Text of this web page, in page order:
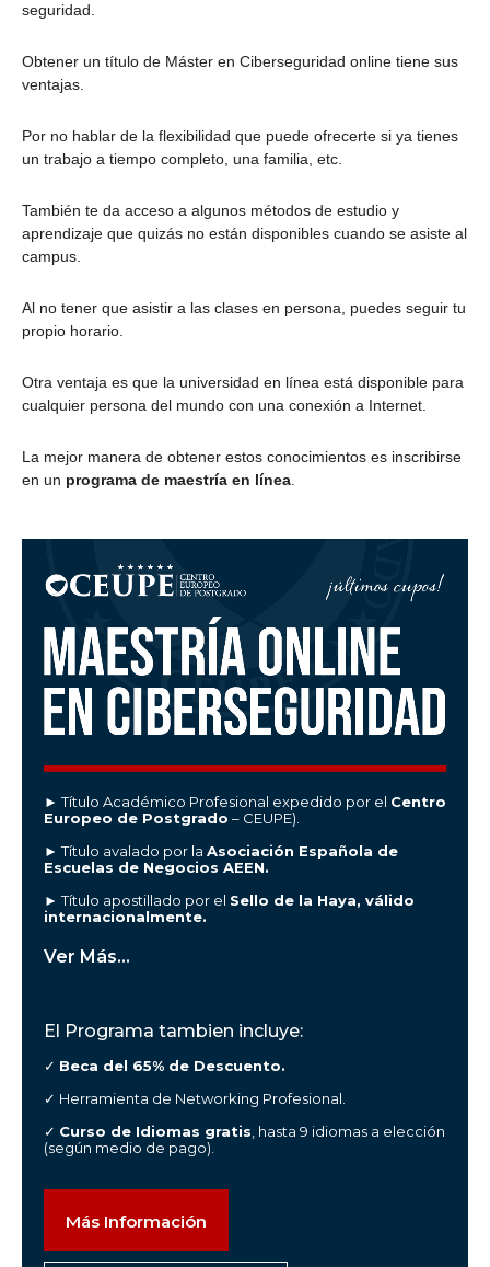
seguridad.
Obtener un título de Máster en Ciberseguridad online tiene sus
ventajas.
Por no hablar de la flexibilidad que puede ofrecerte si ya tienes
un trabajo a tiempo completo, una familia, etc.
También te da acceso a algunos métodos de estudio y
aprendizaje que quizás no están disponibles cuando se asiste al
campus.
Al no tener que asistir a las clases en persona, puedes seguir tu
propio horario.
Otra ventaja es que la universidad en línea está disponible para
cualquier persona del mundo con una conexión a Internet.
La mejor manera de obtener estos conocimientos es inscribirse
en un programa de maestría en línea.
► Título Académico Profesional expedido por el Centro
Europeo de Postgrado – CEUPE).
► Título avalado por la Asociación Española de
Escuelas de Negocios AEEN.
► Título apostillado por el Sello de la Haya, válido
internacionalmente.
Ver Más...
El Programa tambien incluye:
✓ Beca del 65% de Descuento.
✓ Herramienta de Networking Profesional.
✓ Curso de Idiomas gratis , hasta 9 idiomas a elección
(según medio de pago).
Más Información